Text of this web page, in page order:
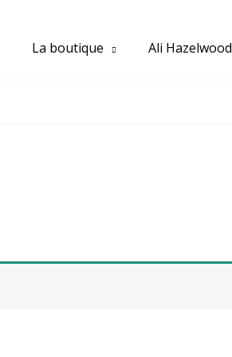
La boutique Ali Hazelwood